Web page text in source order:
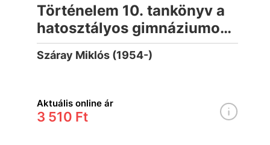
Történelem 10. tankönyv a
hatosztályos gimnáziumok
számára
Száray Miklós (1954-)
Aktuális online ár
3 510 Ft